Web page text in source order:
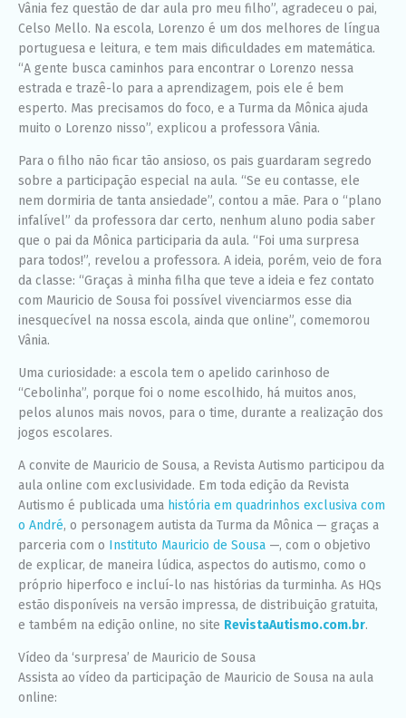
Vânia fez questão de dar aula pro meu filho”, agradeceu o pai,
Celso Mello. Na escola, Lorenzo é um dos melhores de língua
portuguesa e leitura, e tem mais dificuldades em matemática.
“A gente busca caminhos para encontrar o Lorenzo nessa
estrada e trazê-lo para a aprendizagem, pois ele é bem
esperto. Mas precisamos do foco, e a Turma da Mônica ajuda
muito o Lorenzo nisso”, explicou a professora Vânia.
Para o filho não ficar tão ansioso, os pais guardaram segredo
sobre a participação especial na aula. “Se eu contasse, ele
nem dormiria de tanta ansiedade”, contou a mãe. Para o “plano
infalível” da professora dar certo, nenhum aluno podia saber
que o pai da Mônica participaria da aula. “Foi uma surpresa
para todos!”, revelou a professora. A ideia, porém, veio de fora
da classe: “Graças à minha filha que teve a ideia e fez contato
com Mauricio de Sousa foi possível vivenciarmos esse dia
inesquecível na nossa escola, ainda que online”, comemorou
Vânia.
Uma curiosidade: a escola tem o apelido carinhoso de
“Cebolinha”, porque foi o nome escolhido, há muitos anos,
pelos alunos mais novos, para o time, durante a realização dos
jogos escolares.
A convite de Mauricio de Sousa, a Revista Autismo participou da
aula online com exclusividade. Em toda edição da Revista
Autismo é publicada uma história em quadrinhos exclusiva com
o André, o personagem autista da Turma da Mônica — graças a
parceria com o Instituto Mauricio de Sousa —, com o objetivo
de explicar, de maneira lúdica, aspectos do autismo, como o
próprio hiperfoco e incluí-lo nas histórias da turminha. As HQs
estão disponíveis na versão impressa, de distribuição gratuita,
e também na edição online, no site RevistaAutismo.com.br.
Vídeo da ‘surpresa’ de Mauricio de Sousa
Assista ao vídeo da participação de Mauricio de Sousa na aula
online: